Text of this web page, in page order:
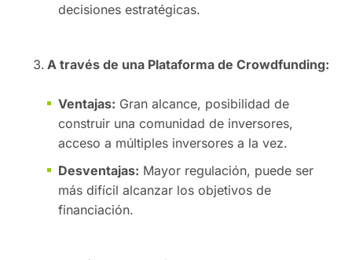
decisiones estratégicas.
A través de una Plataforma de Crowdfunding:
Ventajas: Gran alcance, posibilidad de
construir una comunidad de inversores,
acceso a múltiples inversores a la vez.
Desventajas: Mayor regulación, puede ser
más difícil alcanzar los objetivos de
financiación.